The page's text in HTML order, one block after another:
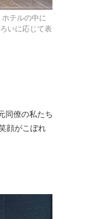
テルの中に
いに応じて表
同僚の私たち
顔がこぼれ